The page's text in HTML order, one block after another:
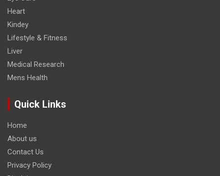
Heart
Kindey
Lifestyle & Fitness
Liver
Medical Research
Mens Health
Quick Links
Home
About us
Contact Us
Privacy Policy